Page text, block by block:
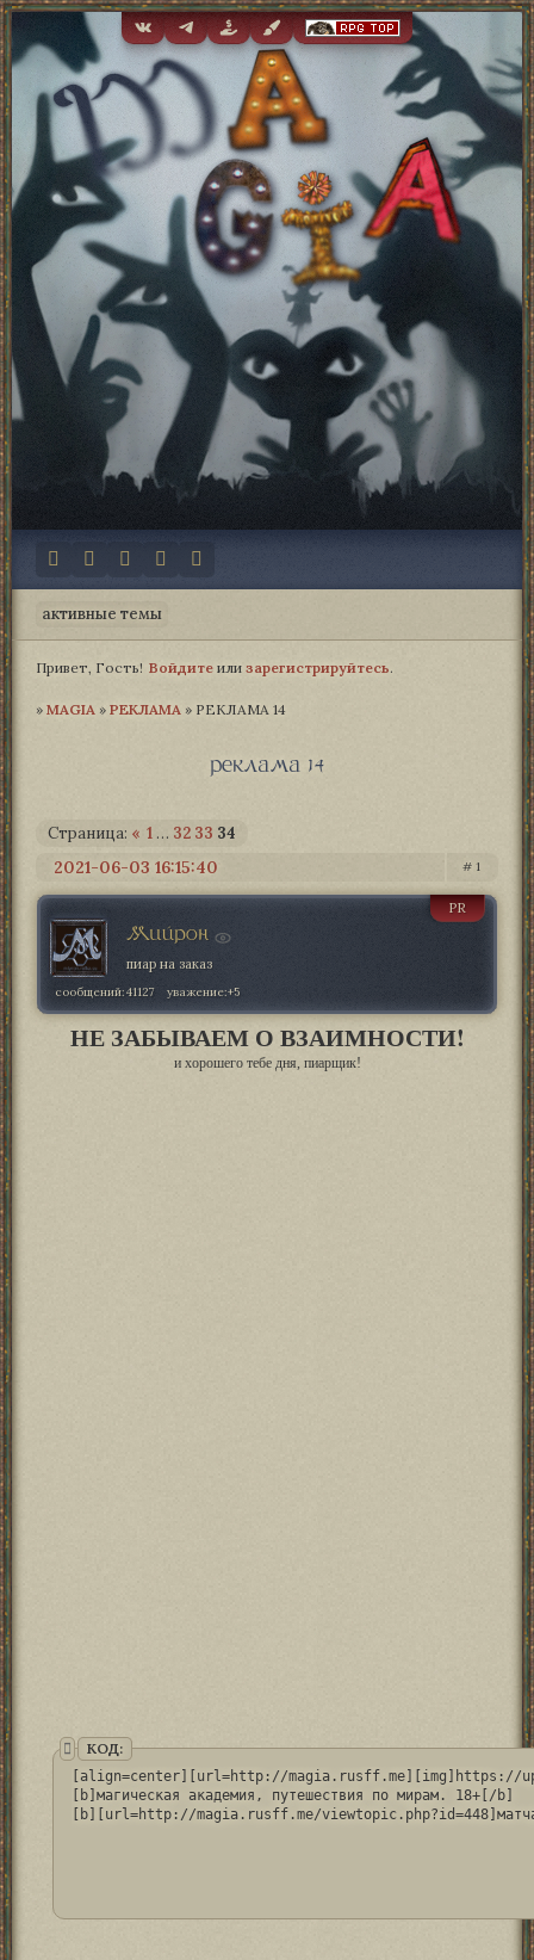
активные темы
Привет, Гость! Войдите или зарегистрируйтесь.
» MAGIA­ » РЕКЛАМА » РЕКЛАМА 14
реклама 14
Страница: « 1 … 32 33 34
1
2021-06-03 16:15:40
Мийрон
PR
пиар на заказ
сообщений:41127 уважение:+5
НЕ ЗАБЫВАЕМ О ВЗАИМНОСТИ!
и хорошего тебе дня, пиарщик!
КОД:
[align=center][url=http://magia.rusff.me][img]https://
[b]магическая академия, путешествия по мирам. 18+[/b]